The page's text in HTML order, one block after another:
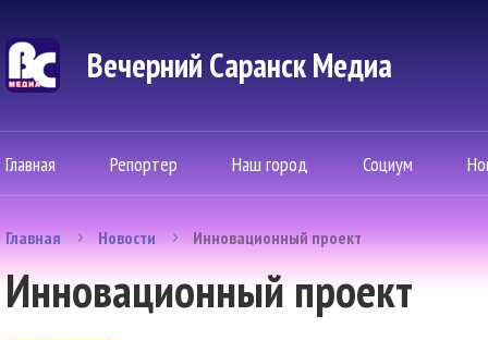
Вечерний Саранск Mедиа
Главная Репортер Наш город Социум
Главная Новости Инновационный проект
Инновационный проект